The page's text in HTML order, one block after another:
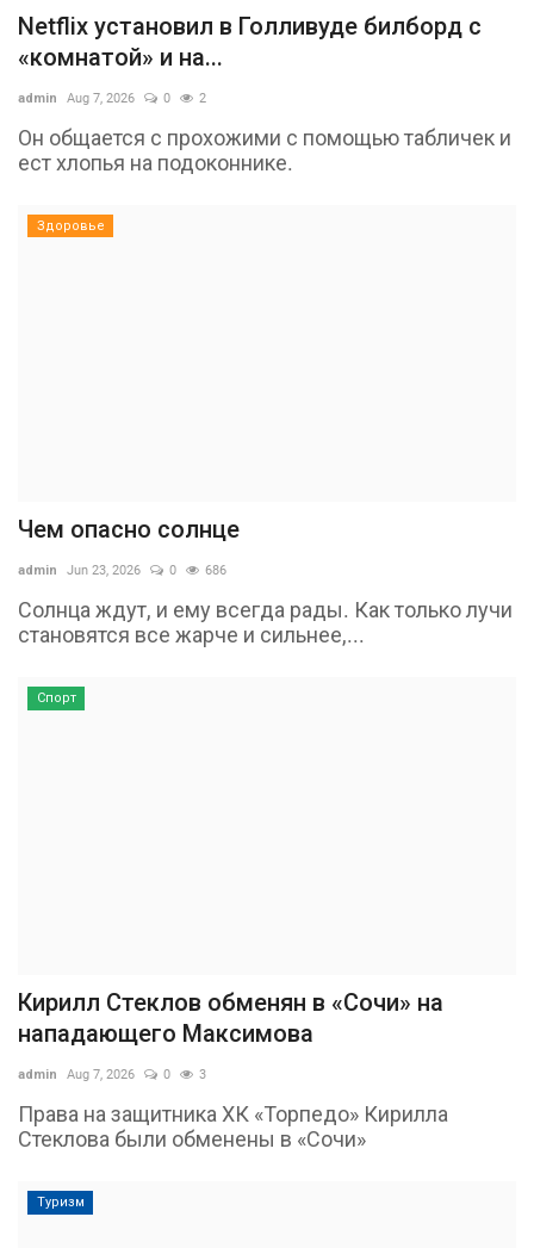
Netflix установил в Голливуде билборд с
«комнатой» и на...
admin Aug 7, 2026 0 2
Он общается с прохожими с помощью табличек и
ест хлопья на подоконнике.
Здоровье
Чем опасно солнце
admin Jun 23, 2026 0 686
Солнца ждут, и ему всегда рады. Как только лучи
становятся все жарче и сильнее,...
Спорт
Кирилл Стеклов обменян в «Сочи» на
нападающего Максимова
admin Aug 7, 2026 0 3
Права на защитника ХК «Торпедо» Кирилла
Стеклова были обменены в «Сочи»
Туризм